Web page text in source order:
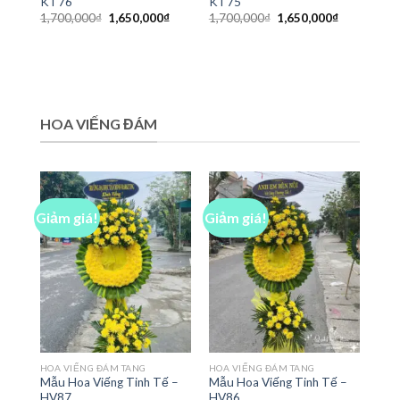
1,700,000₫ Giá
gốc
1,650,000₫Giá
1,700,000₫ Giá
gốc
1,650,000₫Giá
HOA VIẾNG ĐÁM
Giảm giá!
HOA VIẾNG ĐÁM TANG
Mẫu Hoa Viếng Tinh Tế –
Giảm giá!
HOA VIẾNG ĐÁM TANG
Mẫu Hoa Viếng Tinh Tế –